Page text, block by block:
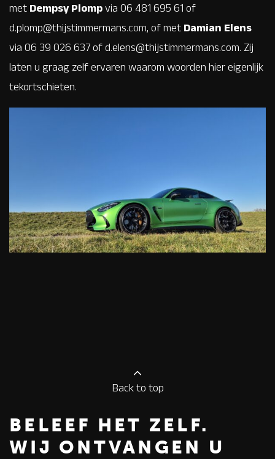
met Dempsy Plomp via 06 481 695 61 of
d.plomp@thijstimmermans.com, of met Damian Elens
via 06 39 026 637 of d.elens@thijstimmermans.com. Zij
laten u graag zelf ervaren waarom woorden hier eigenlijk
tekortschieten.
Back to top
BELEEF HET ZELF.
WIJ ONTVANGEN U